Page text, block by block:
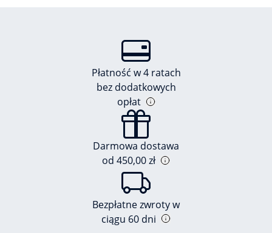
Płatność w 4 ratach
bez dodatkowych
opłat
Darmowa dostawa
od 450,00 zł
Bezpłatne zwroty w
ciągu 60 dni